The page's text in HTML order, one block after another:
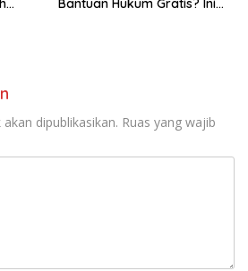
Bantuan Hukum Gratis? Ini
dipublikasikan. Ruas yang wajib